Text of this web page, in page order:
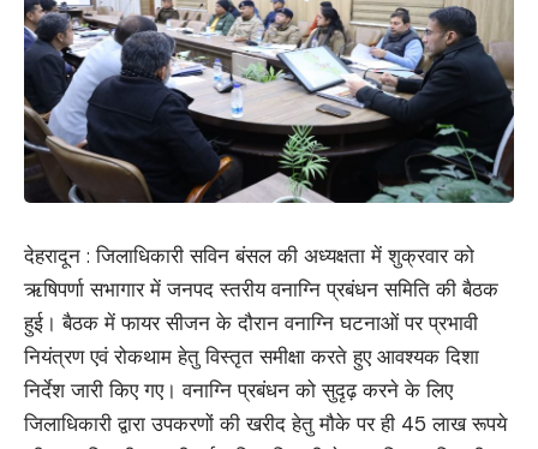
देहरादून : जिलाधिकारी सविन बंसल की अध्यक्षता में शुक्रवार को
ऋषिपर्णा सभागार में जनपद स्तरीय वनाग्नि प्रबंधन समिति की बैठक
हुई। बैठक में फायर सीजन के दौरान वनाग्नि घटनाओं पर प्रभावी
नियंत्रण एवं रोकथाम हेतु विस्तृत समीक्षा करते हुए आवश्यक दिशा
निर्देश जारी किए गए। वनाग्नि प्रबंधन को सुदृढ़ करने के लिए
जिलाधिकारी द्वारा उपकरणों की खरीद हेतु मौके पर ही 45 लाख रूपये